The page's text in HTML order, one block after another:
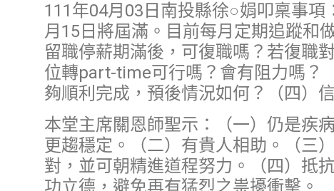
111年04月03日南投縣徐○娟叩稟事
月15日將屆滿。目前每月定期追蹤和
留職停薪期滿後，可復職嗎？若復職
位轉part-time可行嗎？會有阻力嗎？
夠順利完成，預後情況如何？（四）
本堂主席關恩師聖示：（一）仍是疾
更趨穩定。（二）有貴人相助。（三
對，並可朝精進道程努力。（四）抵
功立德，避免再有猛烈之祟擾衝擊。